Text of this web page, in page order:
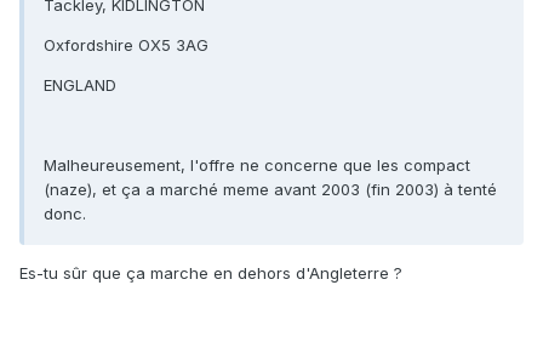
Tackley, KIDLINGTON
Oxfordshire OX5 3AG
ENGLAND
Malheureusement, l'offre ne concerne que les compact
(naze), et ça a marché meme avant 2003 (fin 2003) à tenté
donc.
Es-tu sûr que ça marche en dehors d'Angleterre ?